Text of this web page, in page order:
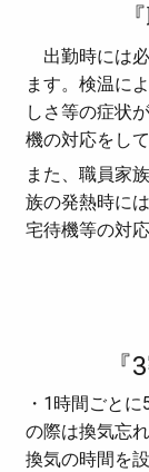
出勤時には
ます。検温に
しさ等の症状
機の対応をし
また、職員家
族の発熱時に
宅待機等の対
・1時間ごと
の際は換気忘
換気の時間を